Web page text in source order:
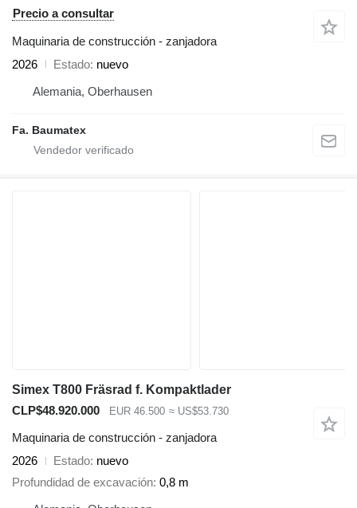
Precio a consultar
Maquinaria de construcción - zanjadora
2026
Estado nuevo
Alemania, Oberhausen
Fa. Baumatex
Simex T800 Fräsrad f. Kompaktlader
CLP$48.920.000
EUR 46.500 ≈ US$53.730
Maquinaria de construcción - zanjadora
2026
Estado nuevo
Profundidad de excavación 0,8 m